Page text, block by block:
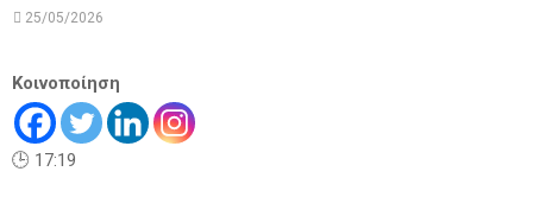
25/05/2026
Κοινοποίηση
🕒 17:19